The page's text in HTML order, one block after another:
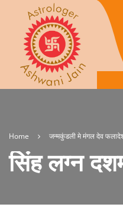
Home जन्मकुंडली मे मंगल देव
सिंह लग्न